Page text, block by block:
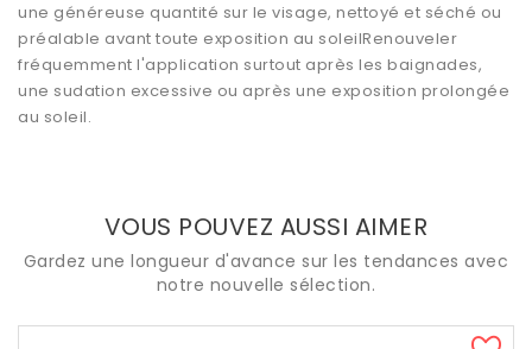
une généreuse quantité sur le visage, nettoyé et séché ou
préalable avant toute exposition au soleilRenouveler
fréquemment l'application surtout après les baignades,
une sudation excessive ou après une exposition prolongée
au soleil.
VOUS POUVEZ AUSSI AIMER
Gardez une longueur d'avance sur les tendances avec
notre nouvelle sélection.